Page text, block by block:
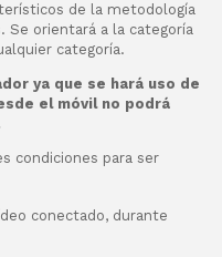
de la metodología
Se orientará a la categoría
categoría.
ya que se hará uso de
el móvil no podrá
condiciones para ser
conectado, durante